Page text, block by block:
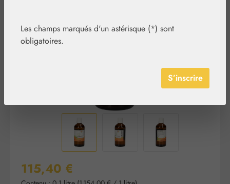
Prix régulier :
115,40 €
Les champs marqués d'un astérisque (*) sont
obligatoires.
S’inscrire